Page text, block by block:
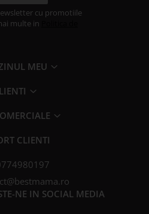
cu promotiile
multe in
MEU
CLIENTI
NE IN SOCIAL MEDIA